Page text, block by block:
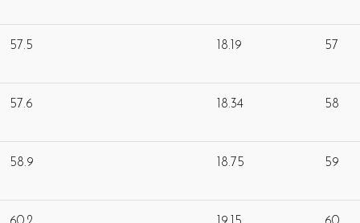
57.5 18.19 57
57.6 18.34 58
58.9 18.75 59